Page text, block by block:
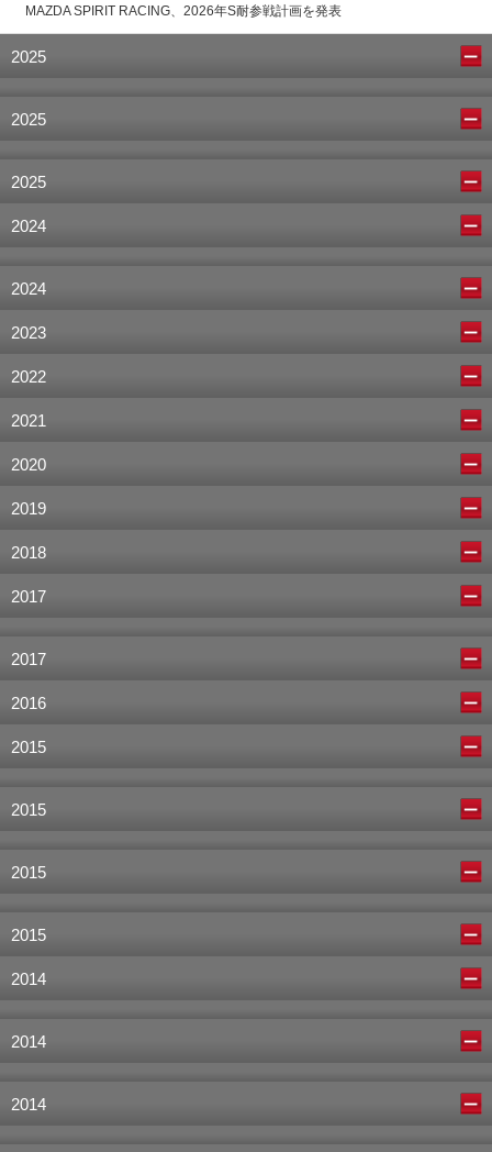
MAZDA SPIRIT RACING、2026年S耐参戦計画を発表
2025
2025
2025
2024
2024
2023
2022
2021
2020
2019
2018
2017
2017
2016
2015
2015
2015
2015
2014
2014
2014